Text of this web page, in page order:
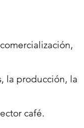
la producción, la
café.